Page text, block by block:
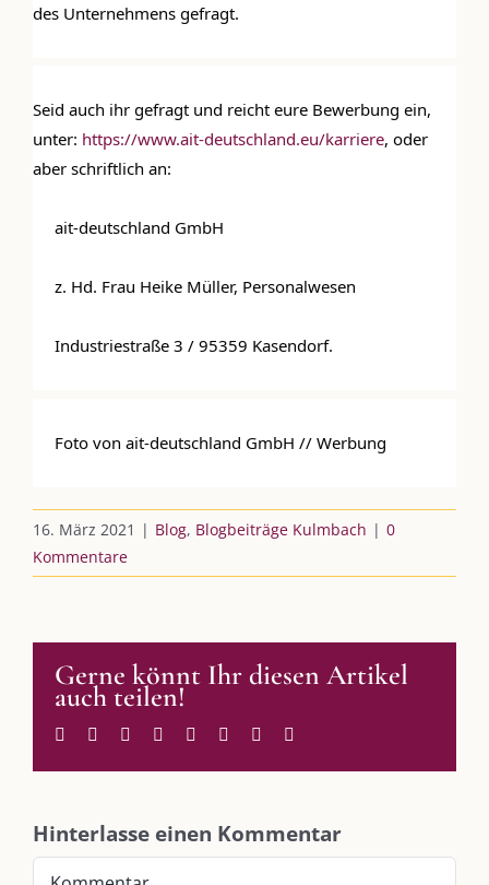
des Unternehmens gefragt.
Seid auch ihr gefragt und reicht eure Bewerbung ein,
unter: https://www.ait-deutschland.eu/karriere, oder
aber schriftlich an:
ait-deutschland GmbH
z. Hd. Frau Heike Müller, Personalwesen
Industriestraße 3 / 95359 Kasendorf.
Foto von ait-deutschland GmbH // Werbung
16. März 2021 | Blog, Blogbeiträge Kulmbach | 0
Kommentare
Gerne könnt Ihr diesen Artikel
auch teilen!
Facebook
TwitterReddit LinkedInWhatsApp
TumblrPinterest
Hinterlasse einen Kommentar
Kommentar
DIE KULMBLOGGERA
Kooperationen
vkfk
Immer die passende Geschenkidee – für jeden Anlass
Im Dialog mit – Jana Florence
Im Dialog mit – Nicole Putschky-Kaiser
Am einfachsten bin ich per Mail und über WhatsApp zu erreichen.